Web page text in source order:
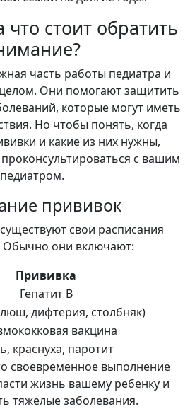
стоит обратить
часть работы педиатра и
Они помогают защитить
которые могут иметь
Но чтобы понять, когда
и какие из них нужны,
с вашим
педиатром.
прививок
свои расписания
Обычно они включают:
Прививка
Гепатит B
дифтерия, столбняк)
вакцина
краснуха, паротит
своевременное выполнение
жизнь вашему ребенку и
тяжелые заболевания.